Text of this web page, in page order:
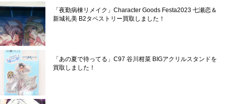
「夜勤病棟リメイク」Character Goods Festa2023 七瀬恋＆
新城礼美 B2タペストリー買取しました！
「あの夏で待ってる」C97 谷川柑菜 BIGアクリルスタンドを
買取しました！